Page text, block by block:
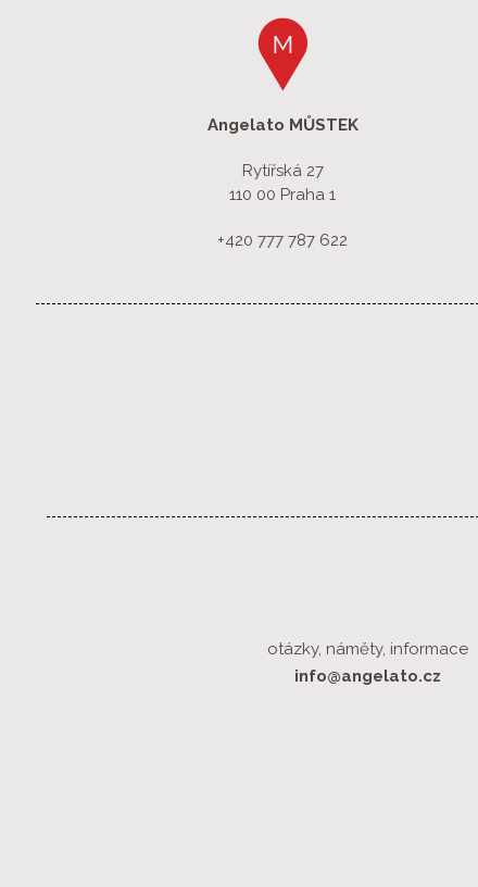
Angelato MŮSTEK
Rytířská 27
110 00 Praha 1
+420 777 787 622
otázky, náměty, informace
info@angelato.cz